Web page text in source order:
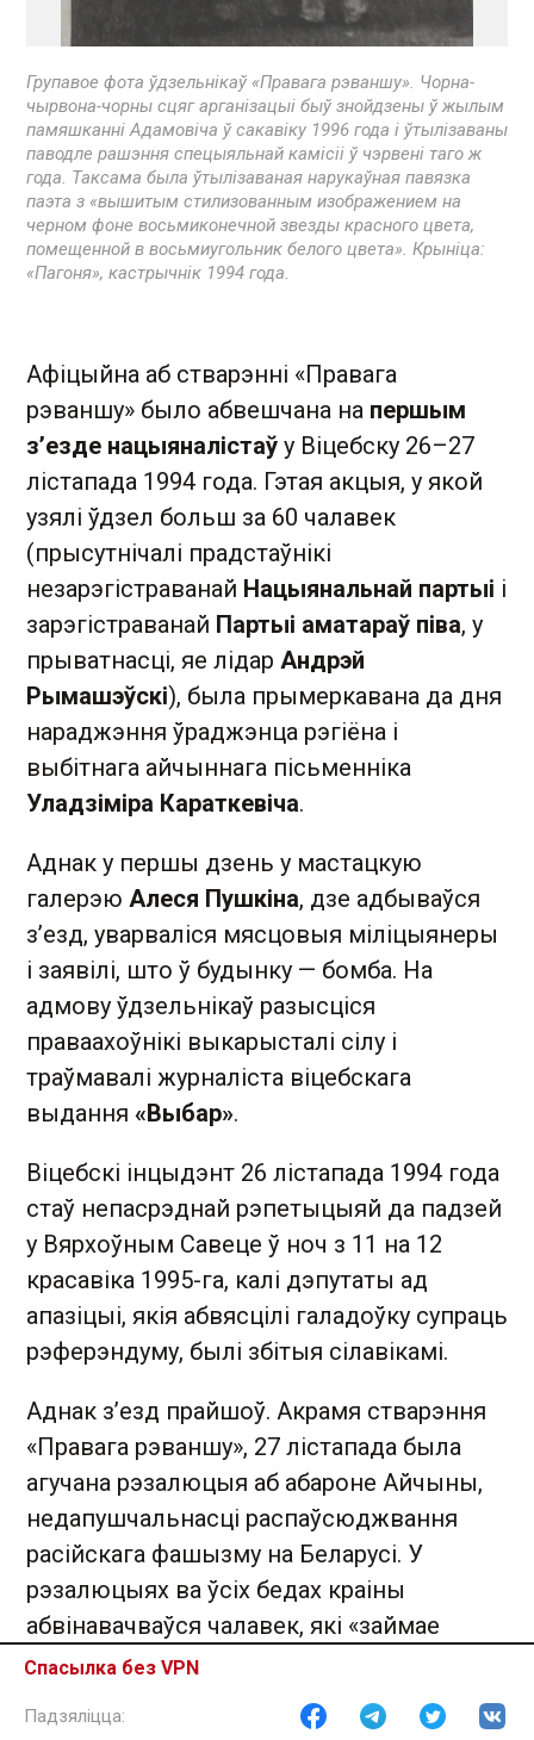
Групавое фота ўдзельнікаў «Правага рэваншу». Чорна-
чырвона-чорны сцяг арганізацыі быў знойдзены ў жылым
памяшканні Адамовіча ў сакавіку 1996 года і ўтылізаваны
паводле рашэння спецыяльнай камісіі ў чэрвені таго ж
года. Таксама была ўтылізаваная нарукаўная павязка
паэта з «вышитым стилизованным изображением на
черном фоне восьмиконечной звезды красного цвета,
помещенной в восьмиугольник белого цвета». Крыніца:
«Пагоня», кастрычнік 1994 года.
Афіцыйна аб стварэнні «Правага
рэваншу» было абвешчана на першым
з’езде нацыяналістаў у Віцебску 26–27
лістапада 1994 года. Гэтая акцыя, у якой
узялі ўдзел больш за 60 чалавек
(прысутнічалі прадстаўнікі
незарэгістраванай Нацыянальнай партыі і
зарэгістраванай Партыі аматараў піва, у
прыватнасці, яе лідар Андрэй
Рымашэўскі), была прымеркавана да дня
нараджэння ўраджэнца рэгіёна і
выбітнага айчыннага пісьменніка
Уладзіміра Караткевіча.
Аднак у першы дзень у мастацкую
галерэю Алеся Пушкіна, дзе адбываўся
з’езд, уварваліся мясцовыя міліцыянеры
і заявілі, што ў будынку — бомба. На
адмову ўдзельнікаў разысціся
праваахоўнікі выкарысталі сілу і
траўмавалі журналіста віцебскага
выдання «Выбар».
Віцебскі інцыдэнт 26 лістапада 1994 года
стаў непасрэднай рэпетыцыяй да падзей
у Вярхоўным Савеце ў ноч з 11 на 12
красавіка 1995-га, калі дэпутаты ад
апазіцыі, якія абвясцілі галадоўку супраць
рэферэндуму, былі збітыя сілавікамі.
Аднак з’езд прайшоў. Акрамя стварэння
«Правага рэваншу», 27 лістапада была
агучана рэзалюцыя аб абароне Айчыны,
недапушчальнасці распаўсюджвання
расійскага фашызму на Беларусі. У
рэзалюцыях ва ўсіх бедах краіны
абвінавачваўся чалавек, які «займае
пасаду прэзідэнта». Пад старшынствам
Адамовіча быў утвораны аргкамітэт, які
павінен быў займацца падрыхтоўкай
Спасылка без VPN